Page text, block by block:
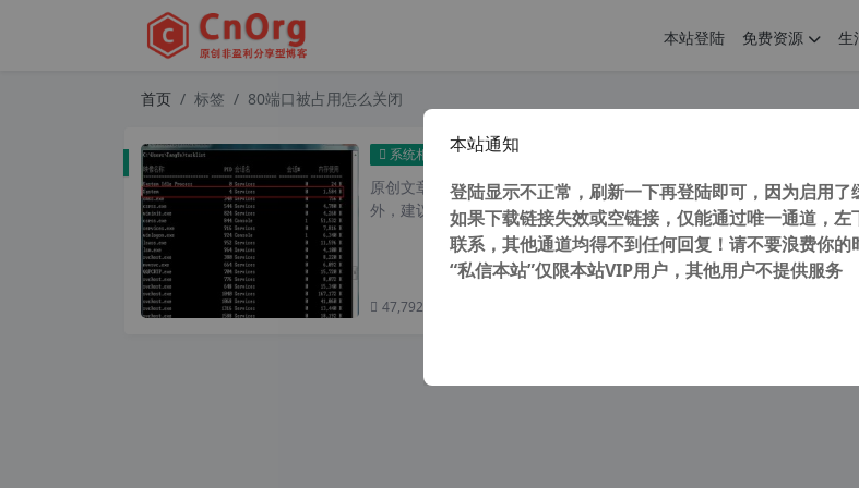
本站登陆 免费资源 生
首页 标签 80端口被占用怎么关闭
系统相关 解决 windows 系统 80端口 被进程 System 占用问题
原创文章，转载请注明： 转载自 cnorg.12hp.de 注意： 由于网站空间
外，建议避开晚上的访问高...
47,792 次浏览
本站通知
登陆显示不正常，刷新一下再登陆即可，因为启用了
如果下载链接失效或空链接，仅能通过唯一通道，左
联系，其他通道均得不到任何回复！请不要浪费你的
“私信本站”仅限本站VIP用户，其他用户不提供服务